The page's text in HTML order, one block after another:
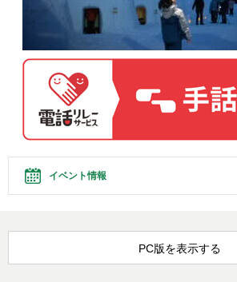
イベント情報
PC版を表示する